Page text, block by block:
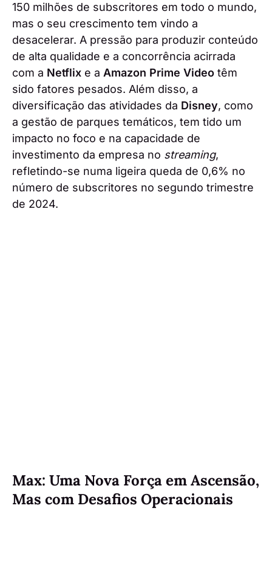
150 milhões de subscritores em todo o mundo,
mas o seu crescimento tem vindo a
desacelerar. A pressão para produzir conteúdo
de alta qualidade e a concorrência acirrada
com a Netflix e a Amazon Prime Video têm
sido fatores pesados. Além disso, a
diversificação das atividades da Disney, como
a gestão de parques temáticos, tem tido um
impacto no foco e na capacidade de
investimento da empresa no streaming,
refletindo-se numa ligeira queda de 0,6% no
número de subscritores no segundo trimestre
de 2024.
Max: Uma Nova Força em Ascensão,
Mas com Desafios Operacionais